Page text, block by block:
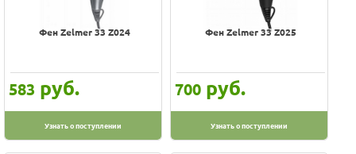
Фен Zelmer 33 Z024
583 руб.
Узнать о поступлении
Фен Zelmer 33 Z025
700 руб.
Узнать о поступлении